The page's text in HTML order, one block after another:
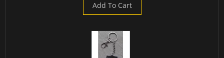
Add To Cart